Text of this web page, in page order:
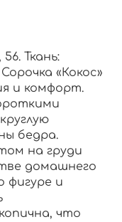
Ткань:
«Кокос»
и комфорт.
бедра.
на груди
домашнего
фигуре и
что